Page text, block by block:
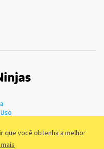
que você obtenha a melhor